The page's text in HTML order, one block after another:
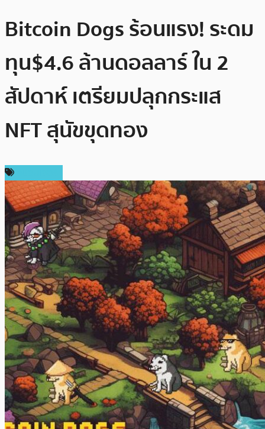
Bitcoin Dogs ร้อนแรง! ระดม
ทุน$4.6 ล้านดอลลาร์ ใน 2
สัปดาห์ เตรียมปลุกกระแส
NFT สุนัขขุดทอง